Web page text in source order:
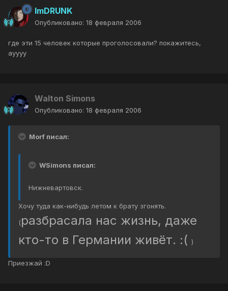
ImDRUNK
Опубликовано: 18 февраля 2006
где эти 15 человек которые проголосовали? покажитесь,
ауууу
Walton Simons
Опубликовано: 18 февраля 2006
Morf писал:
WSimons писал:
Нижневартовск.
Хочу туда как-нибудь летом к брату згонять.
(разбрасала нас жизнь, даже
кто-то в Германии живёт. :( )
Приезжай :D